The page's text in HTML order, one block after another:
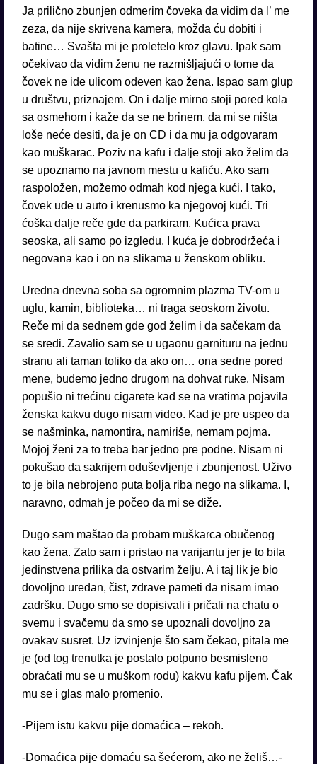
Ja prilično zbunjen odmerim čoveka da vidim da l’ me
zeza, da nije skrivena kamera, možda ću dobiti i
batine… Svašta mi je proletelo kroz glavu. Ipak sam
očekivao da vidim ženu ne razmišljajući o tome da
čovek ne ide ulicom odeven kao žena. Ispao sam glup
u društvu, priznajem. On i dalje mirno stoji pored kola
sa osmehom i kaže da se ne brinem, da mi se ništa
loše neće desiti, da je on CD i da mu ja odgovaram
kao muškarac. Poziv na kafu i dalje stoji ako želim da
se upoznamo na javnom mestu u kafiću. Ako sam
raspoložen, možemo odmah kod njega kući. I tako,
čovek uđe u auto i krenusmo ka njegovoj kući. Tri
ćoška dalje reče gde da parkiram. Kućica prava
seoska, ali samo po izgledu. I kuća je dobrodržeća i
negovana kao i on na slikama u ženskom obliku.
Uredna dnevna soba sa ogromnim plazma TV-om u
uglu, kamin, biblioteka… ni traga seoskom životu.
Reče mi da sednem gde god želim i da sačekam da
se sredi. Zavalio sam se u ugaonu garnituru na jednu
stranu ali taman toliko da ako on… ona sedne pored
mene, budemo jedno drugom na dohvat ruke. Nisam
popušio ni trećinu cigarete kad se na vratima pojavila
ženska kakvu dugo nisam video. Kad je pre uspeo da
se našminka, namontira, namiriše, nemam pojma.
Mojoj ženi za to treba bar jedno pre podne. Nisam ni
pokušao da sakrijem oduševljenje i zbunjenost. Uživo
to je bila nebrojeno puta bolja riba nego na slikama. I,
naravno, odmah je počeo da mi se diže.
Dugo sam maštao da probam muškarca obučenog
kao žena. Zato sam i pristao na varijantu jer je to bila
jedinstvena prilika da ostvarim želju. A i taj lik je bio
dovoljno uredan, čist, zdrave pameti da nisam imao
zadršku. Dugo smo se dopisivali i pričali na chatu o
svemu i svačemu da smo se upoznali dovoljno za
ovakav susret. Uz izvinjenje što sam čekao, pitala me
je (od tog trenutka je postalo potpuno besmisleno
obraćati mu se u muškom rodu) kakvu kafu pijem. Čak
mu se i glas malo promenio.
-Pijem istu kakvu pije domaćica – rekoh.
-Domaćica pije domaću sa šećerom, ako ne želiš…-